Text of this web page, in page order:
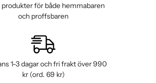
för både hemmabaren
och proffsbaren
1-3 dagar och fri frakt över 990
kr (ord. 69 kr)